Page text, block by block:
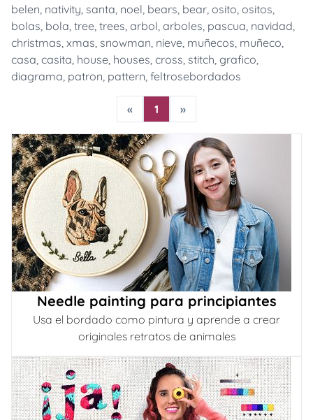
belen, nativity, santa, noel, bears, bear, osito, ositos,
bolas, bola, tree, trees, arbol, arboles, pascua, navidad,
christmas, xmas, snowman, nieve, muñecos, muñeco,
casa, casita, house, houses, cross, stitch, grafico,
diagrama, patron, pattern, feltrosebordados
« 1 »
Needle painting para principiantes
Usa el bordado como pintura y aprende a crear
originales retratos de animales